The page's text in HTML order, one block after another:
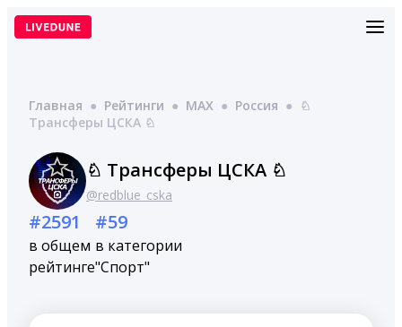
Перейти
Главная ● Рейтинги ● MAX ● Россия ● ♘
Трансферы ЦСКА ♘
♘ Трансферы ЦСКА ♘
@redblue_cska
#2591
в общем
рейтинге
#59
в категории
"Спорт"